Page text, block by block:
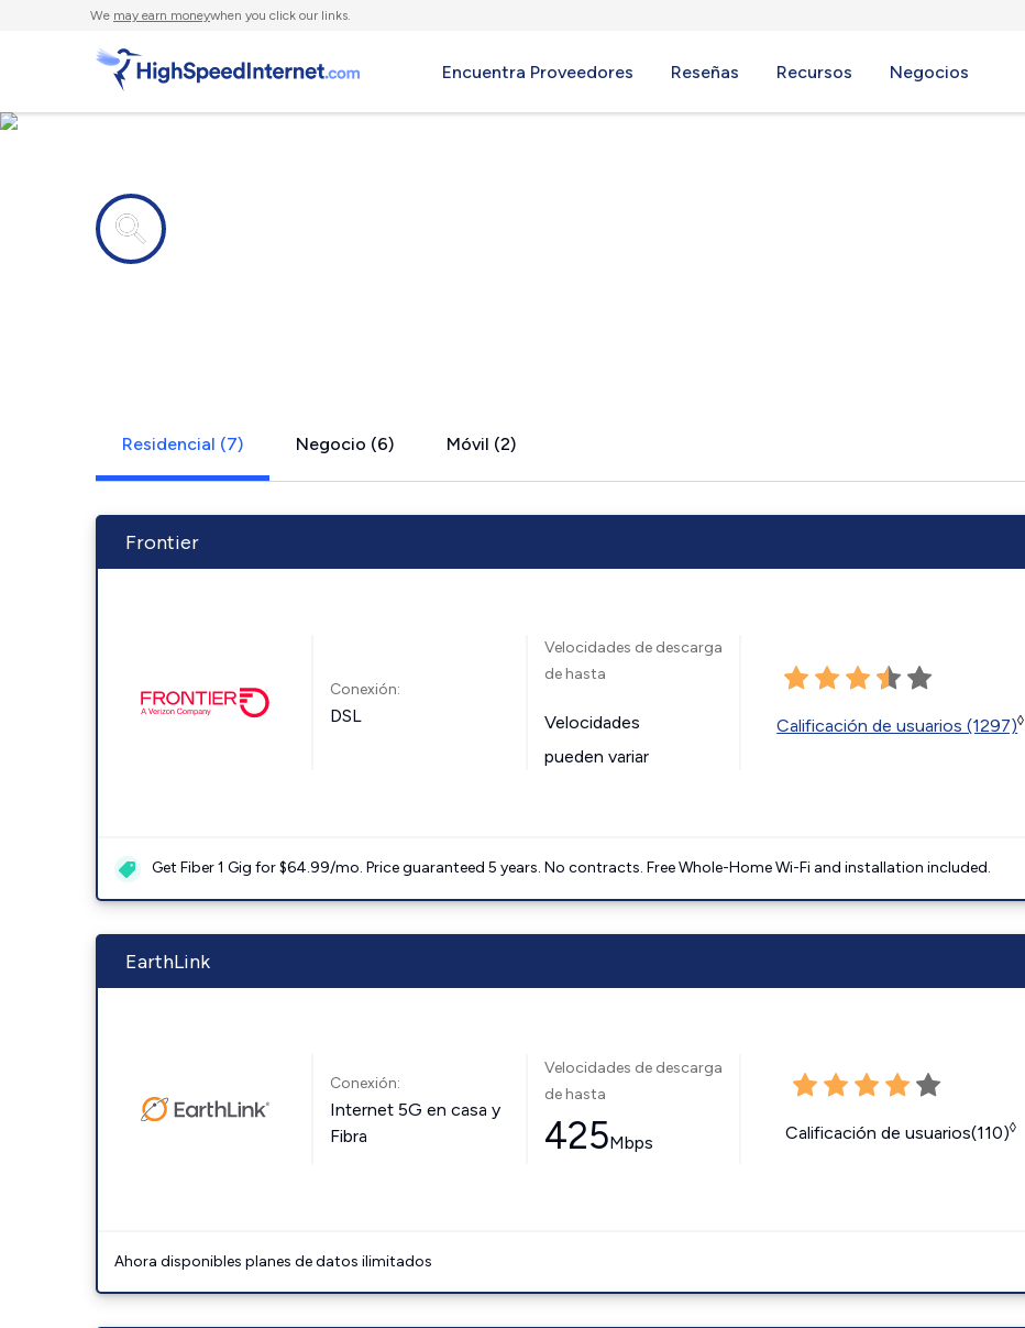
We may earn moneywhen you click our links.
Encuentra Proveedores Reseñas Recursos Negocios
Residencial (7) Negocio (6) Móvil (2)
Frontier
Conexión:
DSL
Velocidades de descarga
de hasta
Velocidades
pueden variar
Calificación de usuarios (1297)◊
Get Fiber 1 Gig for $64.99/mo. Price guaranteed 5 years. No contracts. Free Whole-Home Wi-Fi and installation included.
EarthLink
Conexión:
Internet 5G en casa y
Fibra
Velocidades de descarga
de hasta
425Mbps Calificación de usuarios(110)◊
Ahora disponibles planes de datos ilimitados